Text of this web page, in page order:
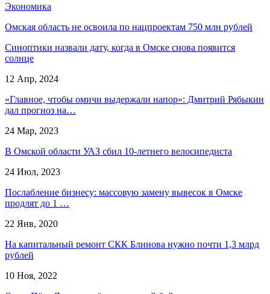
Экономика
Омская область не освоила по нацпроектам 750 млн рублей
Синоптики назвали дату, когда в Омске снова появится
солнце
12 Апр, 2024
«Главное, чтобы омичи выдержали напор»: Дмитрий Рябыкин
дал прогноз на…
24 Мар, 2023
В Омской области УАЗ сбил 10-летнего велосипедиста
24 Июл, 2023
Послабление бизнесу: массовую замену вывесок в Омске
продлят до 1 …
22 Янв, 2020
На капитальный ремонт СКК Блинова нужно почти 1,3 млрд
рублей
10 Ноя, 2022